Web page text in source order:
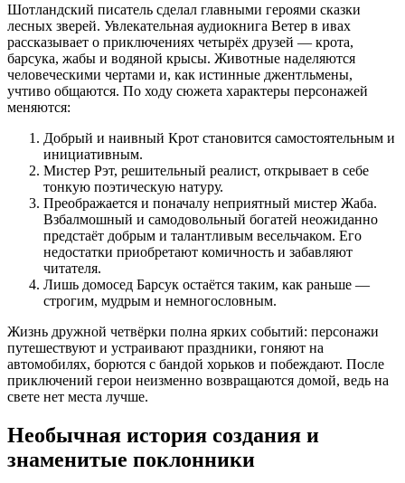
Шотландский писатель сделал главными героями сказки
лесных зверей. Увлекательная аудиокнига Ветер в ивах
рассказывает о приключениях четырёх друзей — крота,
барсука, жабы и водяной крысы. Животные наделяются
человеческими чертами и, как истинные джентльмены,
учтиво общаются. По ходу сюжета характеры персонажей
меняются:
Добрый и наивный Крот становится самостоятельным и
инициативным.
Мистер Рэт, решительный реалист, открывает в себе
тонкую поэтическую натуру.
Преображается и поначалу неприятный мистер Жаба.
Взбалмошный и самодовольный богатей неожиданно
предстаёт добрым и талантливым весельчаком. Его
недостатки приобретают комичность и забавляют
читателя.
Лишь домосед Барсук остаётся таким, как раньше —
строгим, мудрым и немногословным.
Жизнь дружной четвёрки полна ярких событий: персонажи
путешествуют и устраивают праздники, гоняют на
автомобилях, борются с бандой хорьков и побеждают. После
приключений герои неизменно возвращаются домой, ведь на
свете нет места лучше.
Необычная история создания и
знаменитые поклонники